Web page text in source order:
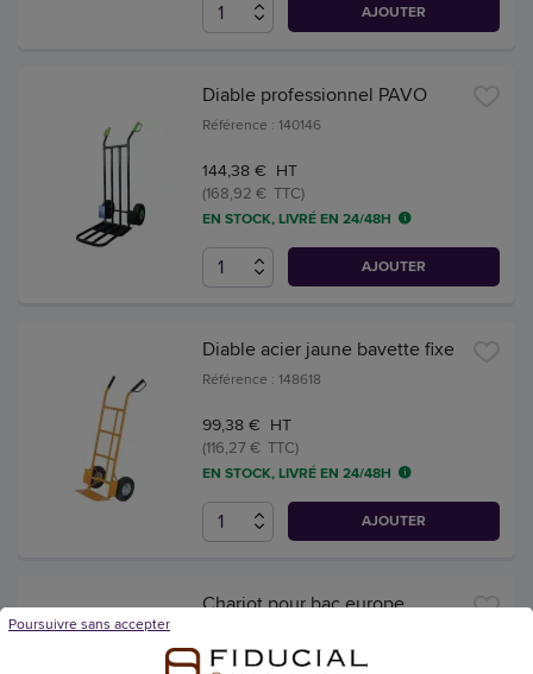
AJOUTER
Diable professionnel PAVO
Référence : 140146
144,38 € HT
(168,92 € TTC)
EN STOCK, LIVRÉ EN 24/48H
AJOUTER
Diable acier jaune bavette fixe
Référence : 148618
99,38 € HT
(116,27 € TTC)
EN STOCK, LIVRÉ EN 24/48H
AJOUTER
Chariot pour bac europe
Référence : 128591
Poursuivre sans accepter